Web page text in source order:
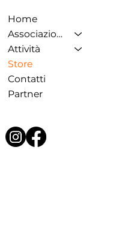
Home
Associazione
Attività
Store
Contatti
Partner